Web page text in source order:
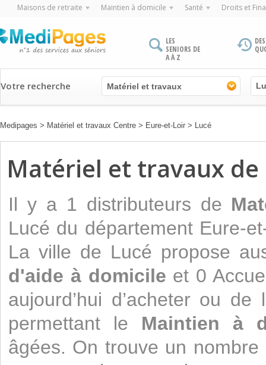
Maisons de retraite Maintien à domicile Santé Droits et
LES
SENIORS DE
A À Z
Votre recherche Matériel et travaux
Medipages > Matériel et travaux Centre > Eure-et-Loir > Lucé
Matériel et travaux de
Il y a 1 distributeurs de
Lucé du département Eure-
La ville de Lucé propose
d'aide à domicile et 0
aujourd’hui d’acheter ou
permettant le Maintien à
âgées. On trouve un